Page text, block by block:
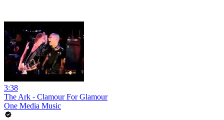
3:38
The Ark - Clamour For Glamour
One Media Music